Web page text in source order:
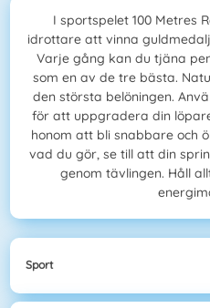
I sportspelet 100 Metres
idrottare att vinna
Varje gång kan du tjäna
som en av de tre bästa.
den största belöningen.
för att uppgradera din
honom att bli snabbare och
vad du gör, se till att din
genom tävlingen. Håll
Sport